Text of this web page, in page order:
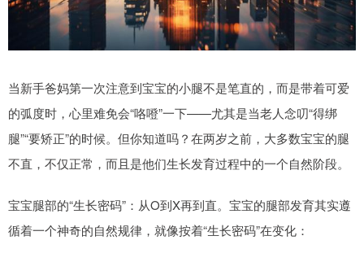
当新手爸妈第一次注意到宝宝的小腿不是笔直的，而是带着可爱
的弧度时，心里难免会“咯噔”一下——尤其是当老人念叨“得绑
腿”“要矫正”的时候。但你知道吗？在两岁之前，大多数宝宝的腿
不直，不仅正常，而且是他们生长发育过程中的一个自然阶段。
宝宝腿部的“生长密码”：从O到X再到直。宝宝的腿部发育其实遵
循着一个神奇的自然规律，就像按着“生长密码”在变化：